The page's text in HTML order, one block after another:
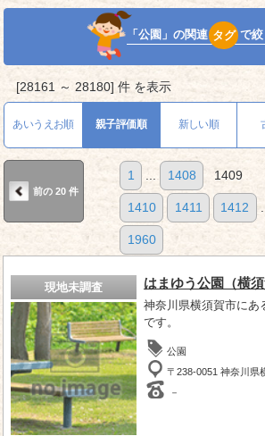
「公園」の関連 タグ で
[28161 ～ 28180] 件 を表示
あいうえお順 親子評価順 新しい順
前の 20 件
1 ... 1408 1409
1410 1411 1412
1960
現地未調査 はまゆう公園（横須
神奈川県横須賀市にあ
です。
公園
〒238-0051 神奈川県
－